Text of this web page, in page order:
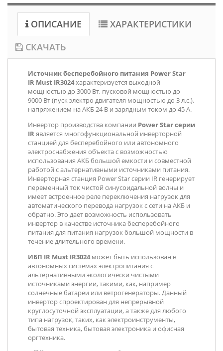
ОПИСАНИЕ
ХАРАКТЕРИСТИКИ
СКАЧАТЬ
Источник бесперебойного питания Power Star
IR Must IR3024характеризуется выходной
мощностью до 3000 Вт, пусковой мощностью до
9000 Вт (пуск электро двигателя мощностью до 3 л.с.),
напряжением на АКБ 24 В и зарядным током до 45 А.
Инвертор производства компании Power Star серии
IRявляется многофункциональной инверторной
станцией для бесперебойного или автономного
электроснабжения объекта с возможностью
использования АКБ большой емкости и совместной
работой с альтернативными источниками питания.
Инверторная станция Power Star серии IR генерирует
переменный ток чистой синусоидальной волны и
имеет встроенное реле переключения нагрузок для
автоматического перевода нагрузок с сети на АКБ и
обратно. Это дает возможность использовать
инвертор в качестве источника бесперебойного
питания для питания нагрузок большой мощности в
течение длительного времени.
ИБП IR Must IR3024может быть использован в
автономных системах электропитания с
альтернативными экологически чистыми
источниками энергии, такими, как, например
солнечные батареи или ветрогенераторы. Данный
инвертор спроектирован для непрерывной
круглосуточной эксплуатации, а также для любого
типа нагрузок, таких, как электроинструменты,
бытовая техника, бытовая электроника и офисная
оргтехника.